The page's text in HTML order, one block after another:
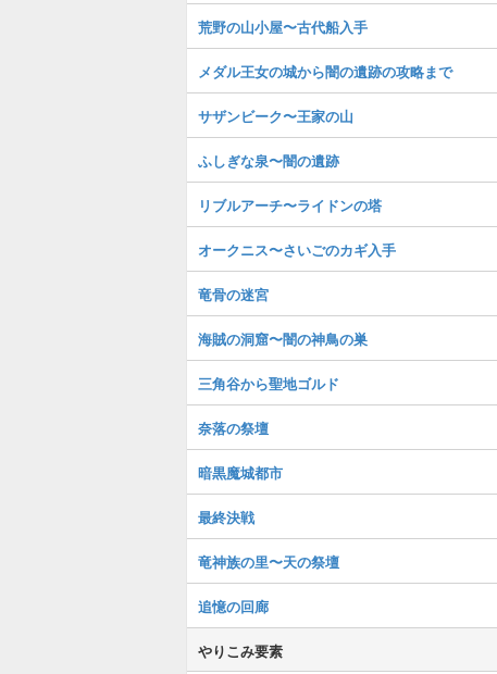
荒野の山小屋〜古代船入手
メダル王女の城から闇の遺跡の攻略まで
サザンビーク〜王家の山
ふしぎな泉〜闇の遺跡
リブルアーチ〜ライドンの塔
オークニス〜さいごのカギ入手
竜骨の迷宮
海賊の洞窟〜闇の神鳥の巣
三角谷から聖地ゴルド
奈落の祭壇
暗黒魔城都市
最終決戦
竜神族の里〜天の祭壇
追憶の回廊
やりこみ要素